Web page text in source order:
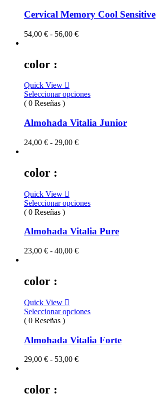
Cervical Memory Cool Sensitive
54,00 € - 56,00 €Rango
color :
Quick View
Seleccionar opciones
( 0 Reseñas )
Almohada Vitalia Junior
24,00 € - 29,00 €Rango
color :
Quick View
Seleccionar opciones
( 0 Reseñas )
Almohada Vitalia Pure
23,00 € - 40,00 €Rango
color :
Quick View
Seleccionar opciones
( 0 Reseñas )
Almohada Vitalia Forte
29,00 € - 53,00 €Rango
color :